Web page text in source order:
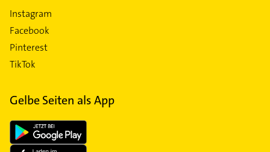
Instagram
Facebook
Pinterest
TikTok
Gelbe Seiten als App